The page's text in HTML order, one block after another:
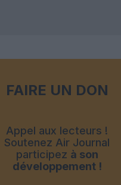
FAIRE UN DON
Appel aux lecteurs !
Soutenez Air Journal
participez à son
développement !